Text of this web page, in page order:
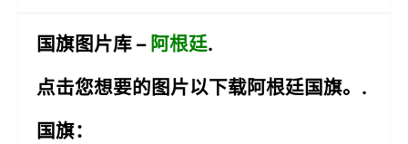
国旗图片库 – 阿根廷.
点击您想要的图片以下载阿根廷国旗。.
国旗：